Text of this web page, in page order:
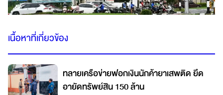
เนื้อหาที่เกี่ยวข้อง
ทลายเครือข่ายฟอกเงินนักค้ายาเสพติด ยึด
อายัดทรัพย์สิน 150 ล้าน